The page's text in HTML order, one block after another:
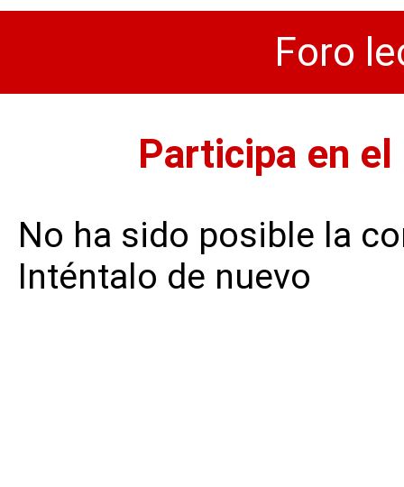
Foro
Participa en
No ha sido posible la
Inténtalo de nuevo